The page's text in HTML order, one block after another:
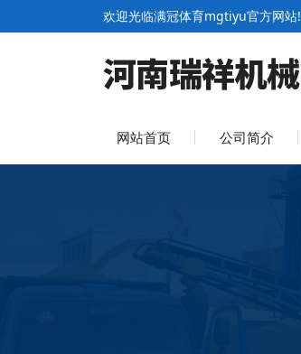
欢迎光临满冠体育mgtiyu官方网站!
网站首页 公司简介